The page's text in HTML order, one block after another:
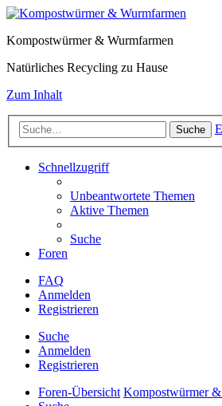
Kompostwürmer & Wurmfarmen
Natürliches Recycling zu Hause
Zum Inhalt
Suche
Schnellzugriff
Unbeantwortete Themen
Aktive Themen
Suche
Foren
FAQ
Anmelden
Registrieren
Suche
Anmelden
Registrieren
Foren-Übersicht Kompostwürmer